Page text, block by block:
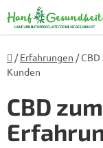
Zum
Inhalt
springen
Startseite
/ Erfahrungen /
Kunden
CBD